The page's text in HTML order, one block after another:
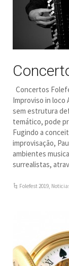
Concertos
Improviso in loco
sem estrutura
temático, pode
Fugindo a
improvisação,
ambientes
surrealistas,
Folefest 2019,